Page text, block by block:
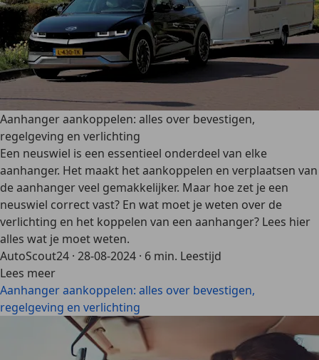
Aanhanger aankoppelen: alles over bevestigen,
regelgeving en verlichting
Een neuswiel is een essentieel onderdeel van elke
aanhanger. Het maakt het aankoppelen en verplaatsen van
de aanhanger veel gemakkelijker. Maar hoe zet je een
neuswiel correct vast? En wat moet je weten over de
verlichting en het koppelen van een aanhanger? Lees hier
alles wat je moet weten.
AutoScout24 · 28-08-2024 · 6 min. Leestijd
Lees meer
Aanhanger aankoppelen: alles over bevestigen,
regelgeving en verlichting